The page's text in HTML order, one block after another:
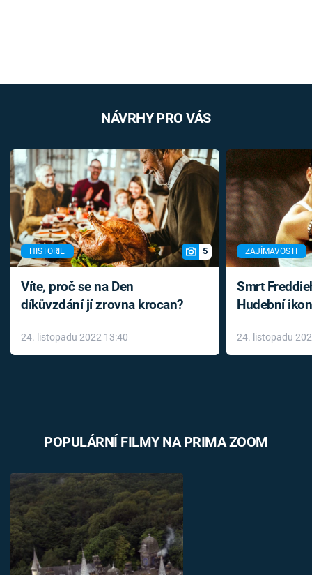
NÁVRHY PRO VÁS
HISTORIE 5
Víte, proč se na Den
díkůvzdání jí zrovna krocan?
24. listopadu 2022 13:40
ZAJÍMAVOSTI
Smrt
Hudební
léky
24. listopadu
POPULÁRNÍ FILMY NA PRIMA ZOOM